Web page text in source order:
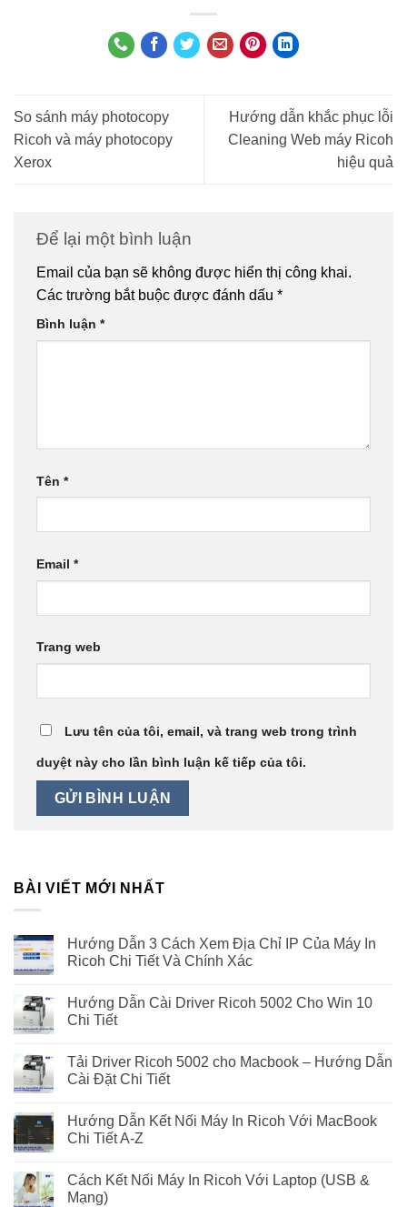
So sánh máy photocopy
Ricoh và máy photocopy
Xerox
Hướng dẫn khắc phục lỗi
Cleaning Web máy Ricoh
hiệu quả
Để lại một bình luận
Email của bạn sẽ không được hiển thị công khai.
Các trường bắt buộc được đánh dấu *
Bình luận *
Tên *
Email *
Trang web
Lưu tên của tôi, email, và trang web trong trình
duyệt này cho lần bình luận kế tiếp của tôi.
BÀI VIẾT MỚI NHẤT
Hướng Dẫn 3 Cách Xem Địa Chỉ IP Của Máy In
Ricoh Chi Tiết Và Chính Xác
Hướng Dẫn Cài Driver Ricoh 5002 Cho Win 10
Chi Tiết
Tải Driver Ricoh 5002 cho Macbook – Hướng Dẫn
Cài Đặt Chi Tiết
Hướng Dẫn Kết Nối Máy In Ricoh Với MacBook
Chi Tiết A-Z
Cách Kết Nối Máy In Ricoh Với Laptop (USB &
Mạng)